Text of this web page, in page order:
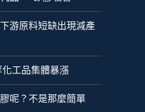
游原料短缺出現減產
工品集體暴漲
呢？不是那麼簡單